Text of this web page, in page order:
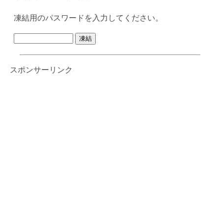
凍結用のパスワードを入力してください。
スポンサーリンク